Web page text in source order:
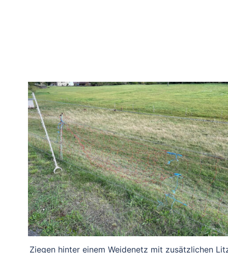
Ziegen hinter einem Weidenetz mit zusätzlichen